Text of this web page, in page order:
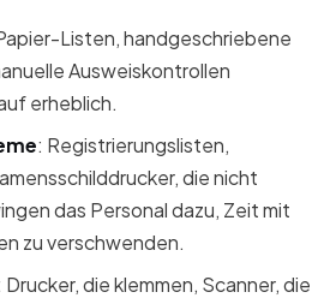
Listen, handgeschriebene
Ausweiskontrollen
erheblich.
: Registrierungslisten,
die nicht
das Personal dazu, Zeit mit
zu verschwenden.
Drucker, die klemmen, Scanner, die